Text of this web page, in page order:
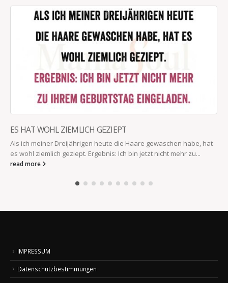
ES HAT WOHL ZIEMLICH GEZIEPT
Als ich meiner Dreijährigen heute die Haare gewaschen habe, hat
es wohl ziemlich geziept. Ergebnis: Ich bin jetzt nicht mehr zu...
read more
IMPRESSUM
Datenschutzbestimmungen